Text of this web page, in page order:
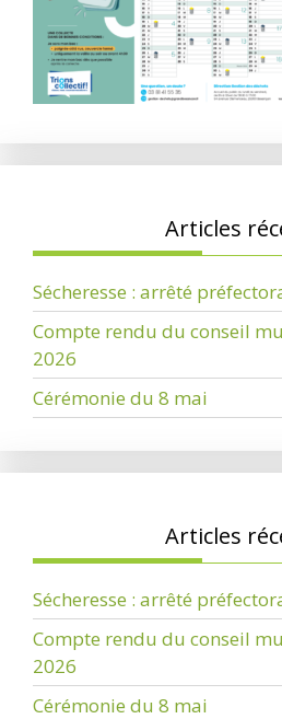
Articles
Sécheresse : arrêté
Compte rendu du conseil
2026
Cérémonie du 8 mai
Articles
Sécheresse : arrêté
Compte rendu du conseil
2026
Cérémonie du 8 mai